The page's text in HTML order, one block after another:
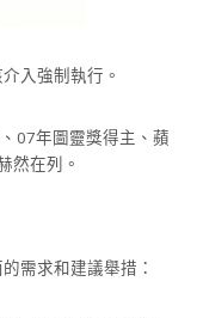
入強制執行。
07年圖靈獎得主、蘋
然在列。
需求和建議舉措：